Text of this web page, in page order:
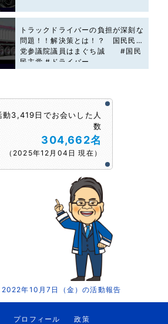
トラックドライバーの負担が深刻な
問題！！解決策とは！？ 国民民主
党参議院議員はまぐち誠 #国民
民主党 #ドライバー
動3,419日でお会いした人
数
304,662名
（2025年12月04日 現在）
2022年10月7日（金）の活動報告
プロフィール
政策